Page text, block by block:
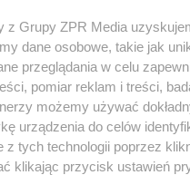
Podpowiadamy
Nikt chyba nie
drzewka. Tylko dorodna
z Grupy ZPR Media
dane osobowe, takie jak
przeglądania w celu
pomiar reklam i treści,
możemy używać
urządzenia do celów
tych technologii poprzez
klikając przycisk ustawień